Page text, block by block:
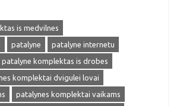
is medvilnes
patalyne
patalyne internetu
patalyne komplektas is drobes
komplektai dvigulei lovai
patalynes komplektai vaikams